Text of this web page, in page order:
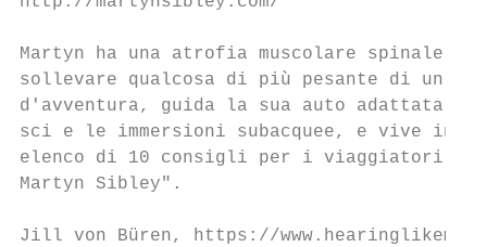
Martyn ha una atrofia muscolare spinale
sollevare qualcosa di più pesante di un
d'avventura, guida la sua auto adattata,
sci e le immersioni subacquee, e vive
elenco di 10 consigli per i viaggiatori
Martyn Sibley".
Jill von Büren, https://